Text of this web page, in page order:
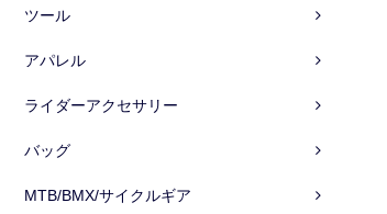
ツール
アパレル
ライダーアクセサリー
バッグ
MTB/BMX/サイクルギア